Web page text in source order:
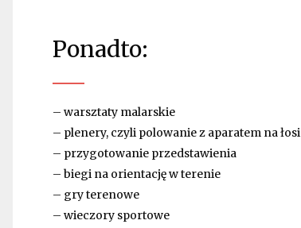
Ponadto:
– warsztaty malarskie
– plenery, czyli polowanie z aparatem na
– przygotowanie przedstawienia
– biegi na orientację w terenie
– gry terenowe
– wieczory sportowe